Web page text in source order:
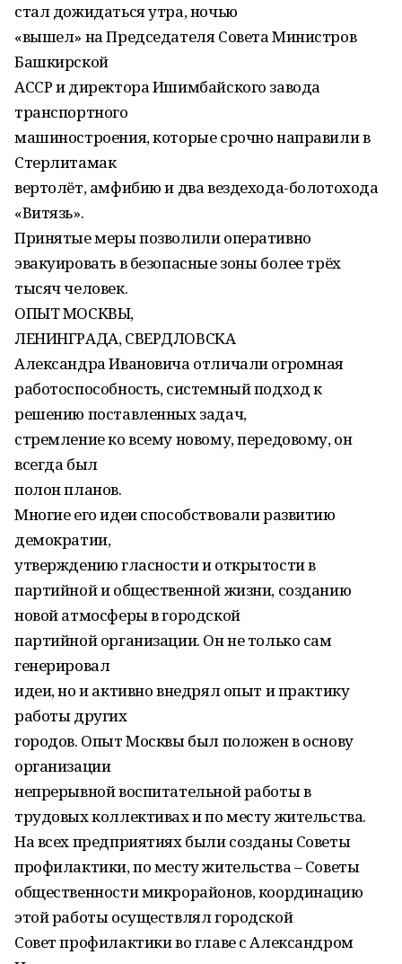
стал дожидаться утра, ночью
«вышел» на Председателя Совета Министров
Башкирской
АССР и директора Ишимбайского завода
транспортного
машиностроения, которые срочно направили в
Стерлитамак
вертолёт, амфибию и два вездехода-болотохода
«Витязь».
Принятые меры позволили оперативно
эвакуировать в безопасные зоны более трёх
тысяч человек.
ОПЫТ МОСКВЫ,
ЛЕНИНГРАДА, СВЕРДЛОВСКА
Александра Ивановича отличали огромная
работоспособность, системный подход к
решению поставленных задач,
стремление ко всему новому, передовому, он
всегда был
полон планов.
Многие его идеи способствовали развитию
демократии,
утверждению гласности и открытости в
партийной и общественной жизни, созданию
новой атмосферы в городской
партийной организации. Он не только сам
генерировал
идеи, но и активно внедрял опыт и практику
работы других
городов. Опыт Москвы был положен в основу
организации
непрерывной воспитательной работы в
трудовых коллективах и по месту жительства.
На всех предприятиях были созданы Советы
профилактики, по месту жительства – Советы
общественности микрорайонов, координацию
этой работы осуществлял городской
Совет профилактики во главе с Александром